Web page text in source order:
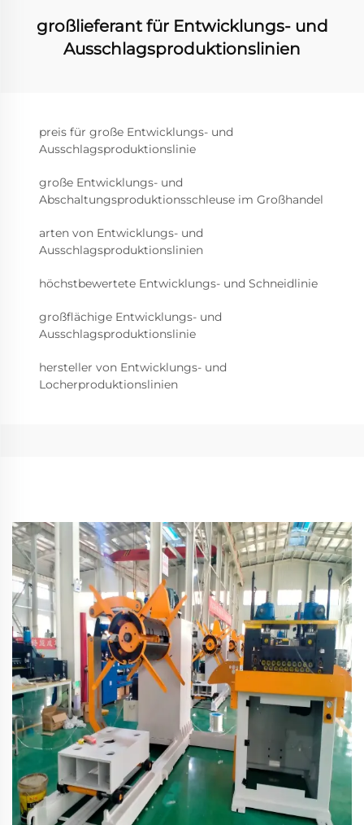
großlieferant für Entwicklungs- und
Ausschlagsproduktionslinien
preis für große Entwicklungs- und
Ausschlagsproduktionslinie
große Entwicklungs- und
Abschaltungsproduktionsschleuse im Großhandel
arten von Entwicklungs- und
Ausschlagsproduktionslinien
höchstbewertete Entwicklungs- und Schneidlinie
großflächige Entwicklungs- und
Ausschlagsproduktionslinie
hersteller von Entwicklungs- und
Locherproduktionslinien